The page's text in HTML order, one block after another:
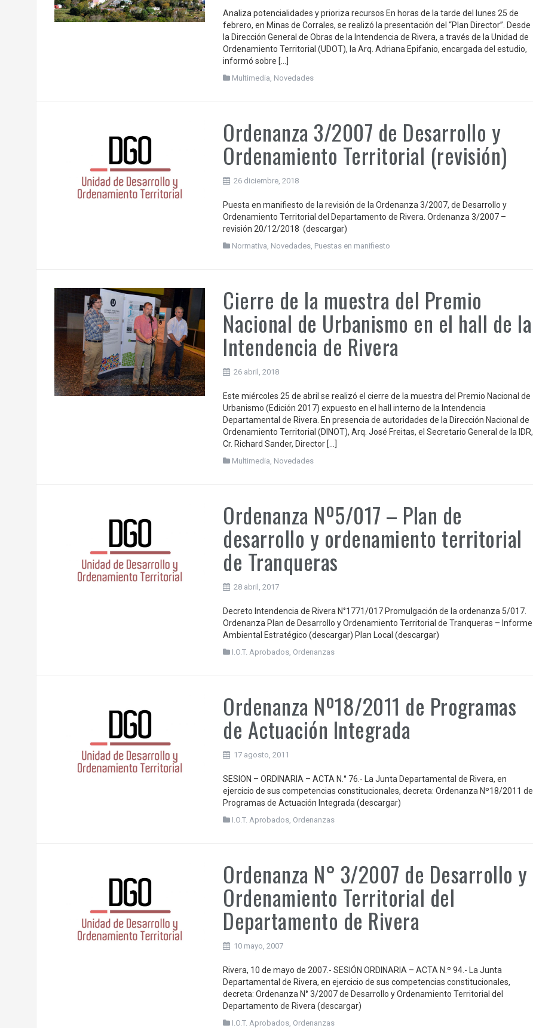
Analiza potencialidades y prioriza recursos En horas de la tarde del lunes 25 de
febrero, en Minas de Corrales, se realizó la presentación del “Plan Director”. Desde
la Dirección General de Obras de la Intendencia de Rivera, a través de la Unidad de
Ordenamiento Territorial (UDOT), la Arq. Adriana Epifanio, encargada del estudio,
informó sobre […]
Multimedia, Novedades
Ordenanza 3/2007 de Desarrollo y
Ordenamiento Territorial (revisión)
26 diciembre, 2018
Puesta en manifiesto de la revisión de la Ordenanza 3/2007, de Desarrollo y
Ordenamiento Territorial del Departamento de Rivera. Ordenanza 3/2007 –
revisión 20/12/2018 (descargar)
Normativa, Novedades, Puestas en manifiesto
Cierre de la muestra del Premio
Nacional de Urbanismo en el hall de la
Intendencia de Rivera
26 abril, 2018
Este miércoles 25 de abril se realizó el cierre de la muestra del Premio Nacional de
Urbanismo (Edición 2017) expuesto en el hall interno de la Intendencia
Departamental de Rivera. En presencia de autoridades de la Dirección Nacional de
Ordenamiento Territorial (DINOT), Arq. José Freitas, el Secretario General de la IDR,
Cr. Richard Sander, Director […]
Multimedia, Novedades
Ordenanza Nº5/017 – Plan de
desarrollo y ordenamiento territorial
de Tranqueras
28 abril, 2017
Decreto Intendencia de Rivera N°1771/017 Promulgación de la ordenanza 5/017.
Ordenanza Plan de Desarrollo y Ordenamiento Territorial de Tranqueras – Informe
Ambiental Estratégico (descargar) Plan Local (descargar)
I.O.T. Aprobados, Ordenanzas
Ordenanza Nº18/2011 de Programas
de Actuación Integrada
17 agosto, 2011
SESION – ORDINARIA – ACTA N.° 76.‐ La Junta Departamental de Rivera, en
ejercicio de sus competencias constitucionales, decreta: Ordenanza Nº18/2011 de
Programas de Actuación Integrada (descargar)
I.O.T. Aprobados, Ordenanzas
Ordenanza N° 3/2007 de Desarrollo y
Ordenamiento Territorial del
Departamento de Rivera
10 mayo, 2007
Rivera, 10 de mayo de 2007.- SESIÓN ORDINARIA – ACTA N.º 94.- La Junta
Departamental de Rivera, en ejercicio de sus competencias constitucionales,
decreta: Ordenanza N° 3/2007 de Desarrollo y Ordenamiento Territorial del
Departamento de Rivera (descargar)
I.O.T. Aprobados, Ordenanzas